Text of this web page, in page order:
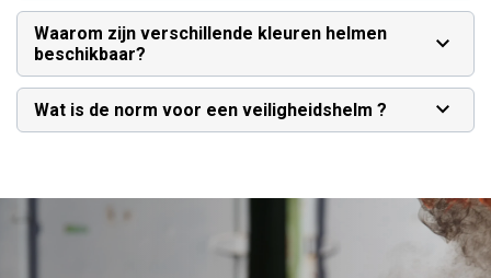
Waarom zijn verschillende kleuren helmen
beschikbaar?
Wat is de norm voor een veiligheidshelm ?